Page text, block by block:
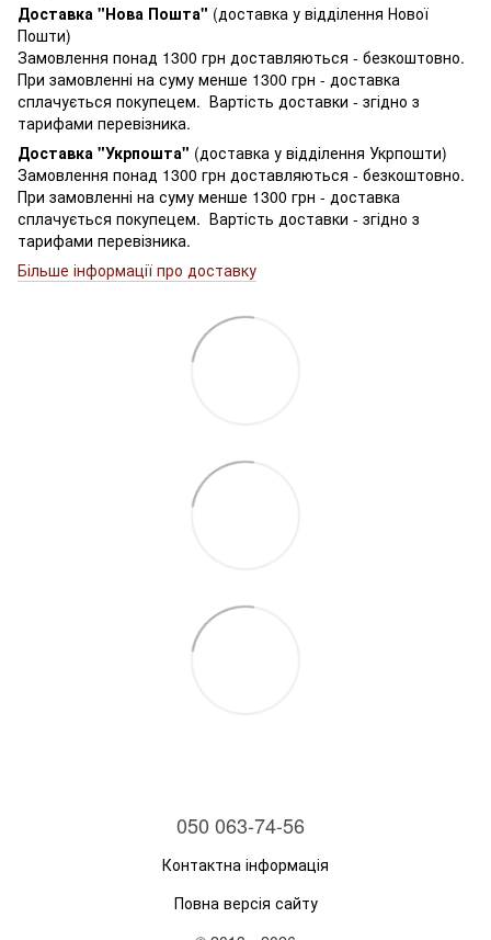
Доставка "Нова Пошта" (доставка у відділення Нової
Пошти)
Замовлення понад 1300 грн доставляються - безкоштовно.
При замовленні на суму менше 1300 грн - доставка
сплачується покупецем. Вартість доставки - згідно з
тарифами перевізника.
Доставка "Укрпошта" (доставка у відділення Укрпошти)
Замовлення понад 1300 грн доставляються - безкоштовно.
При замовленні на суму менше 1300 грн - доставка
сплачується покупецем. Вартість доставки - згідно з
тарифами перевізника.
Більше інформації про доставку
050 063-74-56
Контактна інформація
Повна версія сайту